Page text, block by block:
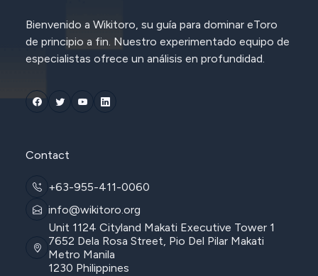
Bienvenido a Wikitoro, su guía para dominar eToro
de principio a fin. Nuestro experimentado equipo de
especialistas ofrece un análisis en profundidad.
Contact
+63-955-411-0060
info@wikitoro.org
Unit 1124 Cityland Makati Executive Tower 1
7652 Dela Rosa Street, Pio Del Pilar Makati
Metro Manila
1230 Philippines